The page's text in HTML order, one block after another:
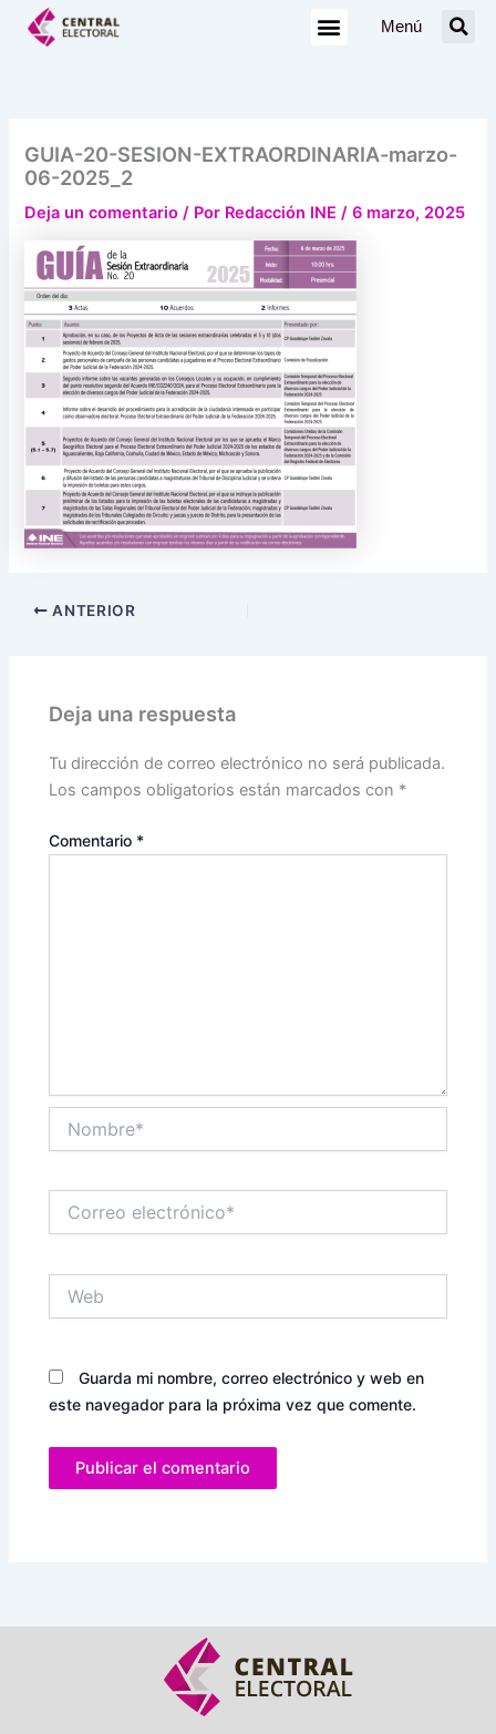
Menú
GUIA-20-SESION-EXTRAORDINARIA-marzo-
06-2025_2
Deja un comentario / Por Redacción INE/6 marzo, 2025
ANTERIOR
Deja una respuesta
Tu dirección de correo electrónico no será publicada.
Los campos obligatorios están marcados con *
Comentario *
electrónico*
Guarda mi nombre, correo electrónico y web en
este navegador para la próxima vez que comente.